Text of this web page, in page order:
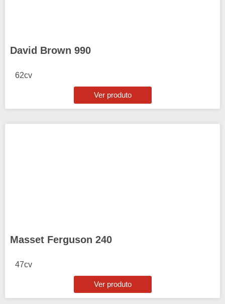
David Brown 990
62cv
Ver produto
Masset Ferguson 240
47cv
Ver produto